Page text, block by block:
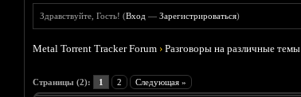
Здравствуйте, Гость! (Вход —Зарегистрироваться)
Metal Torrent Tracker Forum ›Разговоры на различные темы
Страницы (2): 1 2 Следующая »Голосов: 0 - Средняя оценка: 0
1
2
3
4
5